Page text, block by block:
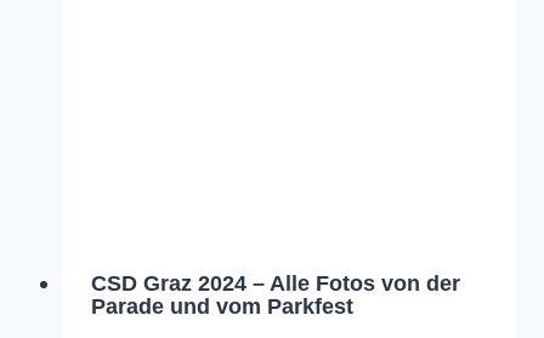
CSD Graz 2024 – Alle Fotos von der
Parade und vom Parkfest